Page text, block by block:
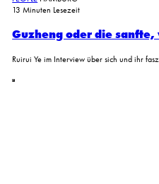
13 Minuten Lesezeit
Guzheng oder die
Ruirui Ye im Interview über sich und ihr